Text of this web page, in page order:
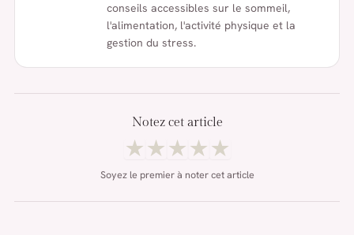
conseils accessibles sur le sommeil,
l'alimentation, l'activité physique et la
gestion du stress.
Notez cet article
★★★★★
Soyez le premier à noter cet article